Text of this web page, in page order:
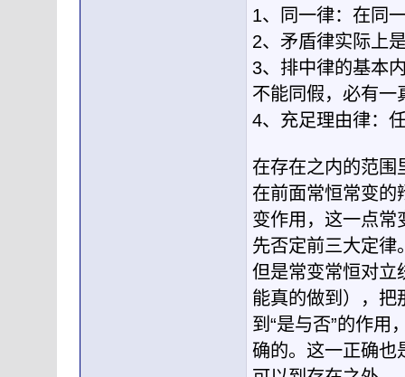
1、同一律：在同
2、矛盾律实际上
3、排中律的基本
不能同假，必有一
4、充足理由律：
在存在之内的范围
在前面常恒常变的
变作用，这一点常
先否定前三大定律
但是常变常恒对立
能真的做到），把
到“是与否”的作用
确的。这一正确也